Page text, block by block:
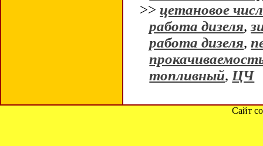
>> цетановое
работа дизеля,
работа дизеля,
топливный, ЦЧ
Сайт